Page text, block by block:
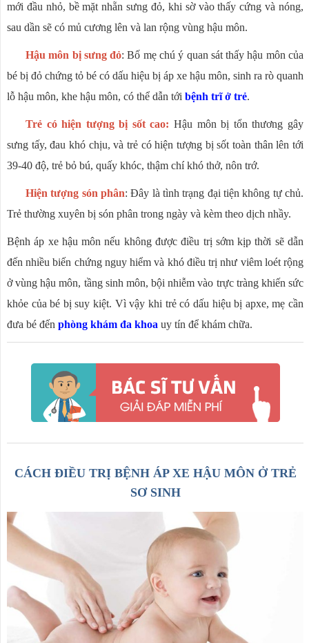
mới đầu nhỏ, bề mặt nhẵn sưng đỏ, khi sờ vào thấy cứng và nóng,
sau dần sẽ có mủ cương lên và lan rộng vùng hậu môn.
Hậu môn bị sưng đỏ: Bố mẹ chú ý quan sát thấy hậu môn của
bé bị đỏ chứng tỏ bé có dấu hiệu bị áp xe hậu môn, sinh ra rò quanh
lỗ hậu môn, khe hậu môn, có thể dẫn tới bệnh trĩ ở trẻ.
Trẻ có hiện tượng bị sốt cao:Hậu môn bị tổn thương gây
sưng tấy, đau khó chịu, và trẻ có hiện tượng bị sốt toàn thân lên tới
39-40 độ, trẻ bỏ bú, quấy khóc, thậm chí khó thở, nôn trớ.
Hiện tượng són phân: Đây là tình trạng đại tiện không tự chủ.
Trẻ thường xuyên bị són phân trong ngày và kèm theo dịch nhầy.
Bệnh áp xe hậu môn nếu không được điều trị sớm kịp thời sẽ dẫn
đến nhiều biến chứng nguy hiểm và khó điều trị như viêm loét rộng
ở vùng hậu môn, tầng sinh môn, bội nhiễm vào trực tràng khiến sức
khỏe của bé bị suy kiệt. Vì vậy khi trẻ có dấu hiệu bị apxe, mẹ cần
đưa bé đến phòng khám đa khoa uy tín để khám chữa.
CÁCH ĐIỀU TRỊ BỆNH ÁP XE HẬU MÔN Ở TRẺ
SƠ SINH